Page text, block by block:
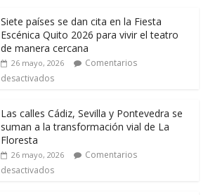
Siete países se dan cita en la Fiesta
Escénica Quito 2026 para vivir el teatro
de manera cercana
26 mayo, 2026
Comentarios
desactivados
Las calles Cádiz, Sevilla y Pontevedra se
suman a la transformación vial de La
Floresta
26 mayo, 2026
Comentarios
desactivados